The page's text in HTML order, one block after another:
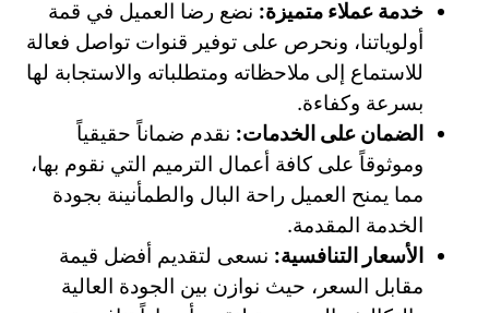
خدمة عملاء متميزة: نضع رضا العميل في قمة
أولوياتنا، ونحرص على توفير قنوات تواصل فعالة
للاستماع إلى ملاحظاته ومتطلباته والاستجابة لها
بسرعة وكفاءة.
الضمان على الخدمات: نقدم ضماناً حقيقياً
وموثوقاً على كافة أعمال الترميم التي نقوم بها،
مما يمنح العميل راحة البال والطمأنينة بجودة
الخدمة المقدمة.
الأسعار التنافسية: نسعى لتقديم أفضل قيمة
مقابل السعر، حيث نوازن بين الجودة العالية